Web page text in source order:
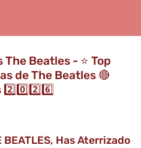
Beatles - ⭐️ Top
de The Beatles 🔴
BEATLES, Has Aterrizado